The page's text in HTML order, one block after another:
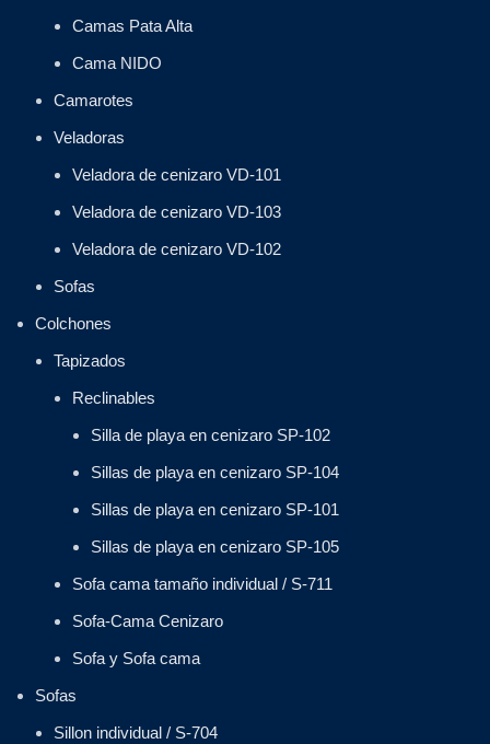
Camas Pata Alta
Cama NIDO
Camarotes
Veladoras
Veladora de cenizaro VD-101
Veladora de cenizaro VD-103
Veladora de cenizaro VD-102
Sofas
Colchones
Tapizados
Reclinables
Silla de playa en cenizaro SP-102
Sillas de playa en cenizaro SP-104
Sillas de playa en cenizaro SP-101
Sillas de playa en cenizaro SP-105
Sofa cama tamaño individual / S-711
Sofa-Cama Cenizaro
Sofa y Sofa cama
Sofas
Sillon individual / S-704